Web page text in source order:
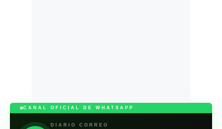
CANAL OFICIAL DE WHATSAPP
DIARIO CORREO